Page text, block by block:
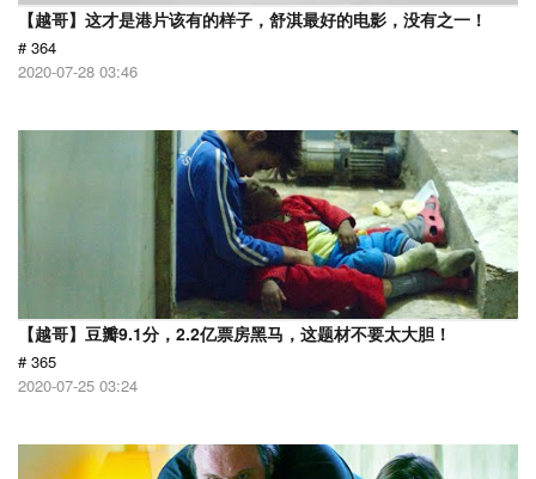
【越哥】这才是港片该有的样子，舒淇最好的电影，没有之一！
# 364
2020-07-28 03:46
【越哥】豆瓣9.1分，2.2亿票房黑马，这题材不要太大胆！
# 365
2020-07-25 03:24